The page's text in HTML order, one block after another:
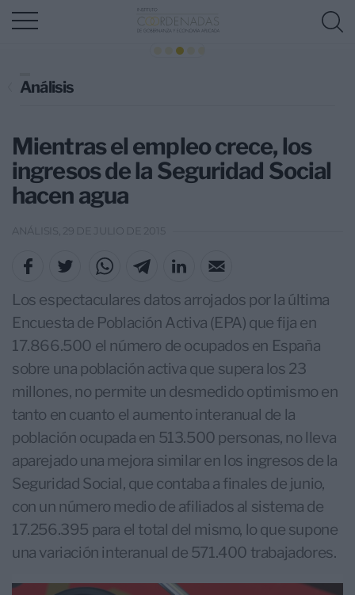
Análisis
Mientras el empleo crece, los
ingresos de la Seguridad Social
hacen agua
ANÁLISIS, 29 DE JULIO DE 2015
Los espectaculares datos arrojados por la última
Encuesta de Población Activa (EPA) que fija en
17.866.500 el número de ocupados en España
sobre una población activa que supera los 23
millones, no permite un desmedido optimismo en
tanto en cuanto el aumento interanual de la
población ocupada en 513.500 personas, no lleva
aparejado una mejora similar en los ingresos de la
Seguridad Social, que contaba a finales de junio,
con un número medio de afiliados al sistema de
17.256.395 para el total del mismo, lo que supone
una variación interanual de 571.400 trabajadores.